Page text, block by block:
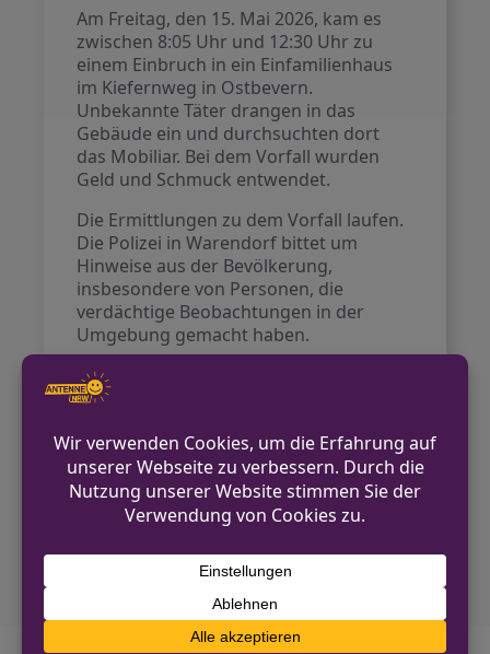
Am Freitag, den 15. Mai 2026, kam es
zwischen 8:05 Uhr und 12:30 Uhr zu
einem Einbruch in ein Einfamilienhaus
im Kiefernweg in Ostbevern.
Unbekannte Täter drangen in das
Gebäude ein und durchsuchten dort
das Mobiliar. Bei dem Vorfall wurden
Geld und Schmuck entwendet.
Die Ermittlungen zu dem Vorfall laufen.
Die Polizei in Warendorf bittet um
Hinweise aus der Bevölkerung,
insbesondere von Personen, die
verdächtige Beobachtungen in der
Umgebung gemacht haben.
Flucht vor der Polizei endet mit Verletzung
der Sozia
NÄCHSTER BEITRAG
Benefizkonzert in Oberhausen begeistert
Publikum und sammelt 15.000 Euro